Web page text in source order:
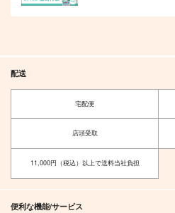
サンプル サンプル
配送
宅配便
店頭受取
11,000円（税込）以上で送料当社負担
便利な機能/サービス